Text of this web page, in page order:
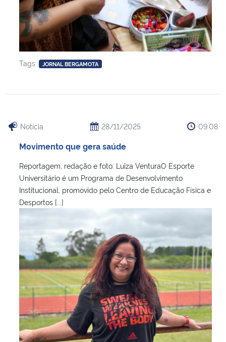
Tags: JORNAL BERGAMOTA
Notícia 28/11/2025 09:08
Movimento que gera saúde
Reportagem, redação e foto: Luiza VenturaO Esporte
Universitário é um Programa de Desenvolvimento
Institucional, promovido pelo Centro de Educação Física e
Desportos [...]